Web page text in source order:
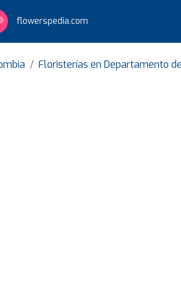
flowerspedia.com
Floristerías en Departamento